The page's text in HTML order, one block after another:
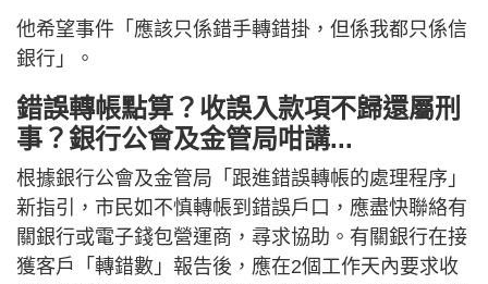
他希望事件「應該只係錯手轉錯掛，但係我都只係信
銀行」。
錯誤轉帳點算？收誤入款項不歸還屬刑
事？銀行公會及金管局咁講...
根據銀行公會及金管局「跟進錯誤轉帳的處理程序」
新指引，市民如不慎轉帳到錯誤戶口，應盡快聯絡有
關銀行或電子錢包營運商，尋求協助。有關銀行在接
獲客戶「轉錯數」報告後，應在2個工作天內要求收